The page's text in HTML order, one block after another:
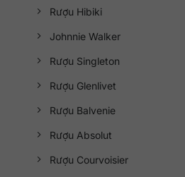
2, Quận Nam Từ Liêm, Thành
Rượu Hibiki
Johnnie Walker
Rượu Singleton
Rượu Glenlivet
Rượu Balvenie
Rượu Absolut
Rượu Courvoisier